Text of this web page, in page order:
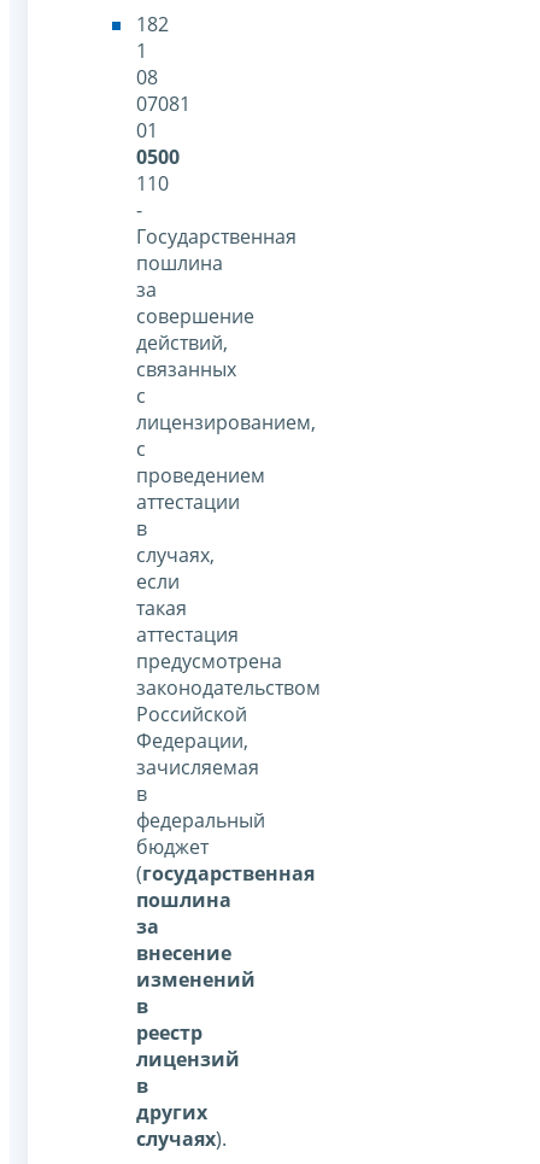
182
1
08
07081
01
0500
110
-
Государственная
пошлина
за
совершение
действий,
связанных
с
лицензированием,
с
проведением
аттестации
в
случаях,
если
такая
аттестация
предусмотрена
законодательством
Российской
Федерации,
зачисляемая
в
федеральный
бюджет
(государственная
пошлина
за
внесение
изменений
в
реестр
лицензий
в
других
случаях).